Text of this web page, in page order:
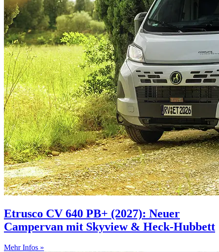
Etrusco CV 640 PB+ (2027): Neuer
Campervan mit Skyview & Heck-Hubbett
Mehr Infos »